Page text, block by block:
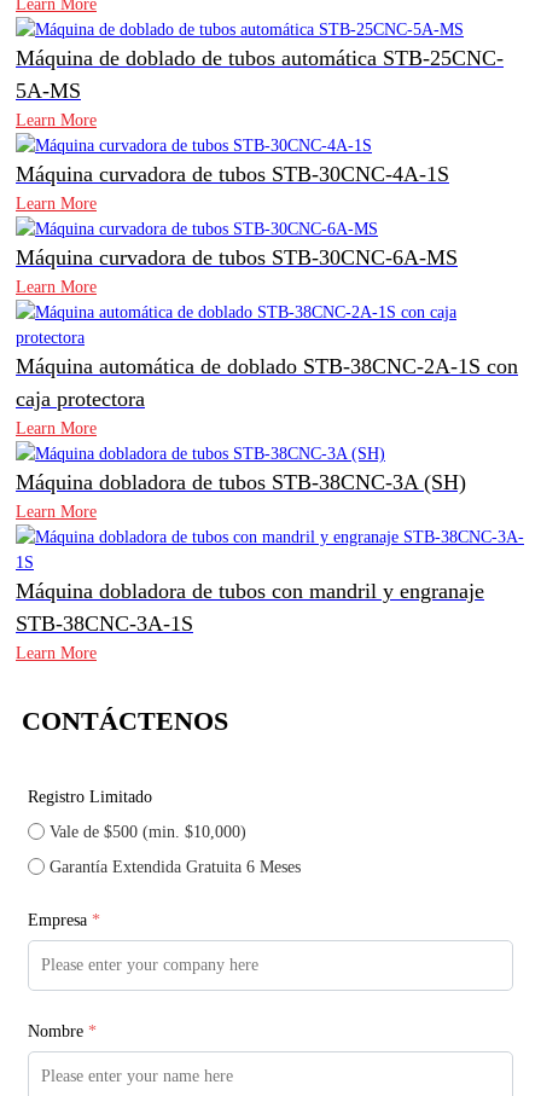
Learn More
Máquina de doblado de tubos automática STB-25CNC-
5A-MS
Learn More
Máquina curvadora de tubos STB-30CNC-4A-1S
Learn More
Máquina curvadora de tubos STB-30CNC-6A-MS
Learn More
Máquina automática de doblado STB-38CNC-2A-1S con
caja protectora
Learn More
Máquina dobladora de tubos STB-38CNC-3A (SH)
Learn More
Máquina dobladora de tubos con mandril y engranaje
STB-38CNC-3A-1S
Learn More
CONTÁCTENOS
Registro Limitado
Vale de $500 (min. $10,000)
Garantía Extendida Gratuita 6 Meses
Empresa *
Nombre *